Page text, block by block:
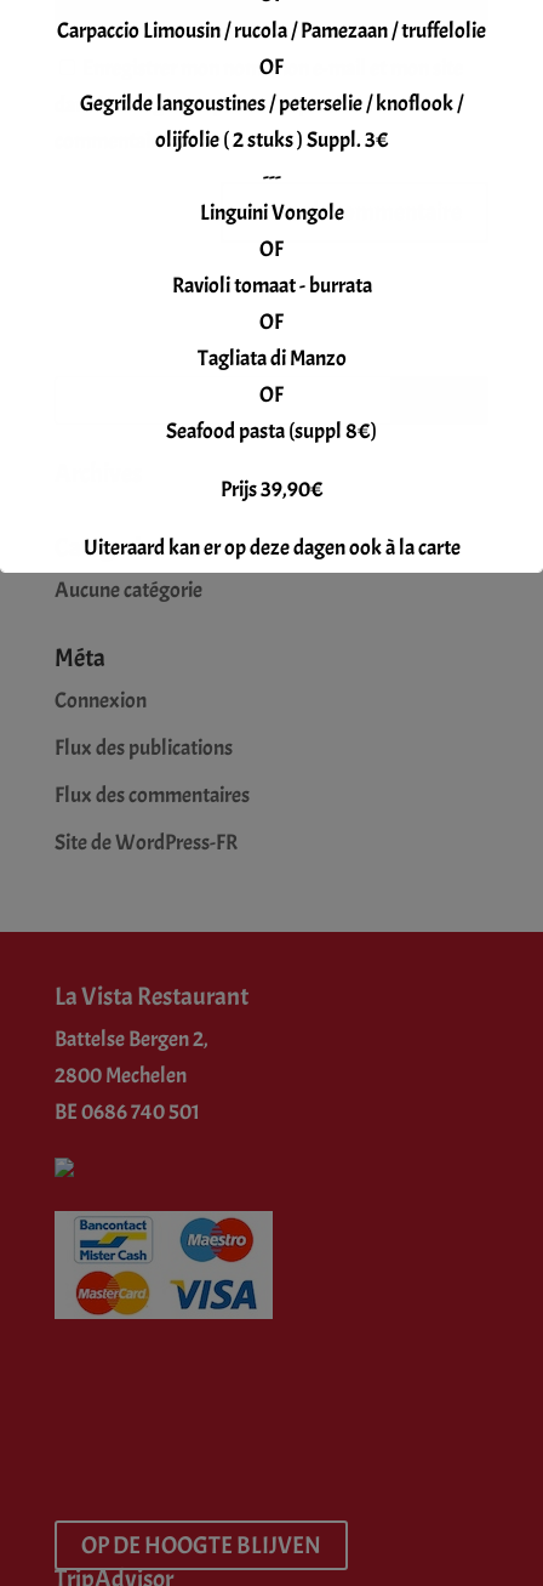
Enregistrer mon nom, mon e-mail et mon site
dans le navigateur pour mon prochain
commentaire.
Catégories
Aucune catégorie
Méta
Connexion
Flux des publications
Flux des commentaires
Site de WordPress-FR
La Vista Restaurant
Battelse Bergen 2,
2800 Mechelen
BE 0686 740 501
OP DE HOOGTE BLIJVEN
TripAdvisor
Carpaccio Limousin / rucola / Pamezaan / truffelolie
OF
Gegrilde langoustines / peterselie / knoflook /
olijfolie ( 2 stuks ) Suppl. 3€
---
Linguini Vongole
OF
Ravioli tomaat - burrata
OF
Tagliata di Manzo
OF
Seafood pasta (suppl 8€)
Prijs 39,90€
Uiteraard kan er op deze dagen ook à la carte
gegeten worden.